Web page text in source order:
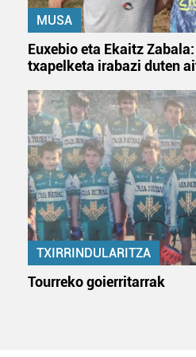
MUSA
Euxebio eta Ekaitz
txapelketa irabazi duten
TXIRRINDULARITZA
Tourreko goierritarrak